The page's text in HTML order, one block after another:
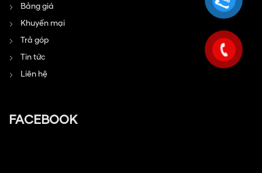
Bảng giá
Khuyến mại
Trả góp
Tin tức
Liên hệ
FACEBOOK